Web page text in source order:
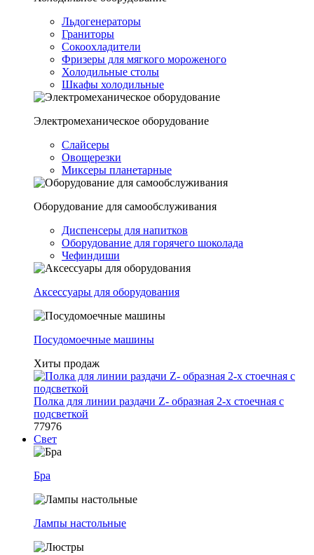
Льдогенераторы
Граниторы
Сокоохладители
Фризеры для мягкого мороженого
Холодильные столы
Шкафы холодильные
Электромеханическое оборудование
Слайсеры
Овощерезки
Миксеры планетарные
Оборудование для самообслуживания
Диспенсеры для напитков
Оборудование для горячего шоколада
Чефиндиши
Аксессуары для оборудования
Посудомоечные машины
Хиты продаж
Полка для линии раздачи Z- образная 2-х стоечная с
подсветкой
77976
Свет
Бра
Лампы настольные